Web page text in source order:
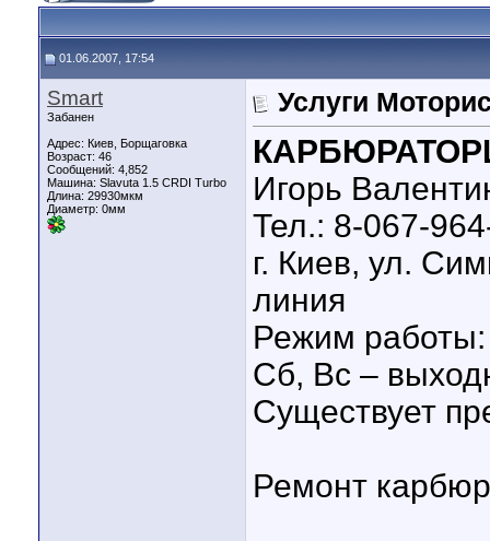
01.06.2007, 17:54
Smart
Забанен
Адрес: Киев, Борщаговка
Возраст: 46
Сообщений: 4,852
Машина: Slavuta 1.5 CRDI Turbo
Длина: 29930мкм
Диаметр: 0мм
Услуги
Игорь
Тел.: 8-067-
г. Киев, ул.
линия
Режим
Сб, Вс –
Существует
Ремонт